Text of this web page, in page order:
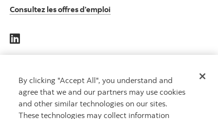
Consultez les offres d’emploi
CAPITAUX
QUI
TRAVAILLENT
By clicking "Accept All", you understand and
agree that we and our partners may use cookies
and other similar technologies on our sites.
These technologies may collect information